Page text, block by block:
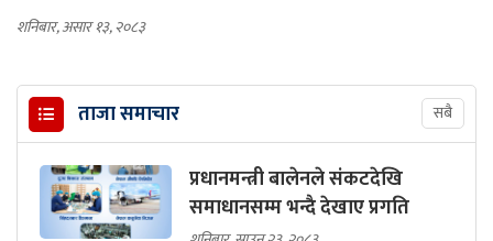
शनिबार, असार १३, २०८३
ताजा समाचार सबै
प्रधानमन्त्री बालेनले संकटदेखि
समाधानसम्म भन्दै देखाए प्रगति